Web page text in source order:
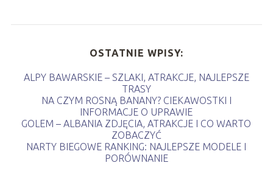
OSTATNIE WPISY:
ALPY BAWARSKIE – SZLAKI, ATRAKCJE, NAJLEPSZE
TRASY
NA CZYM ROSNĄ BANANY? CIEKAWOSTKI I
INFORMACJE O UPRAWIE
GOLEM – ALBANIA ZDJĘCIA, ATRAKCJE I CO WARTO
ZOBACZYĆ
NARTY BIEGOWE RANKING: NAJLEPSZE MODELE I
PORÓWNANIE